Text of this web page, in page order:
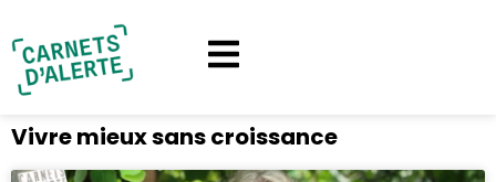
Vivre mieux sans croissance